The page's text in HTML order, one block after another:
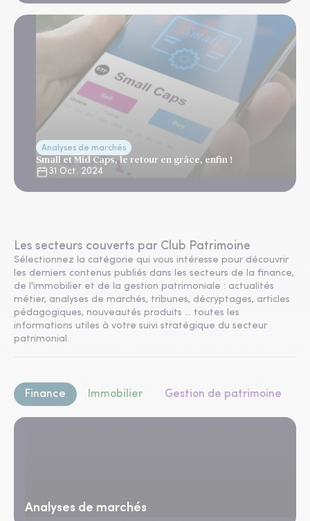
Analyses de marchés
Small et Mid Caps, le retour en grâce, enfin !
31 Oct. 2024
Les secteurs couverts par Club Patrimoine
Sélectionnez la catégorie qui vous intéresse pour découvrir
les derniers contenus publiés dans les secteurs de la finance,
de l'immobilier et de la gestion patrimoniale : actualités
métier, analyses de marchés, tribunes, décryptages, articles
pédagogiques, nouveautés produits ... toutes les
informations utiles à votre suivi stratégique du secteur
patrimonial.
Finance Immobilier Gestion de patrimoine
Analyses de marchés